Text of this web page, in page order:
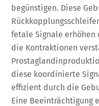
begünstigen. Diese
fetale Signale erhöhen
die Kontraktionen
diese koordinierte
effizient durch die
Eine Beeinträchtigung